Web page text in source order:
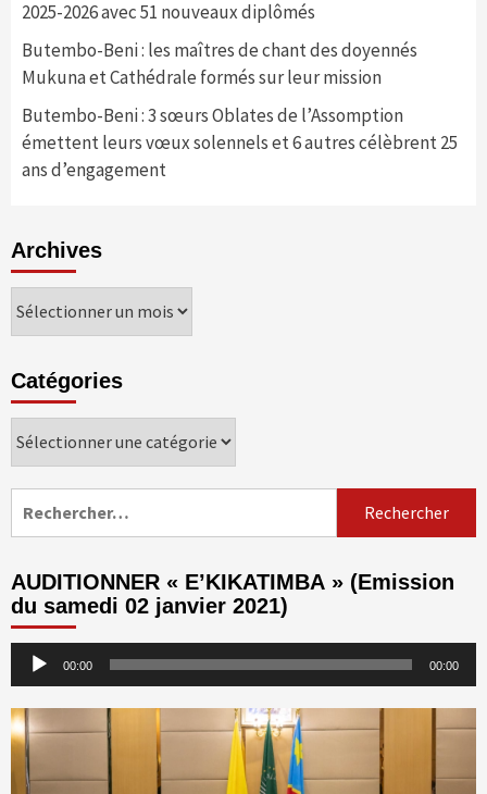
2025-2026 avec 51 nouveaux diplômés
Butembo-Beni : les maîtres de chant des doyennés
Mukuna et Cathédrale formés sur leur mission
Butembo-Beni : 3 sœurs Oblates de l’Assomption
émettent leurs vœux solennels et 6 autres célèbrent 25
ans d’engagement
Archives
Archives
Catégories
Catégories
AUDITIONNER « E’KIKATIMBA » (Emission
du samedi 02 janvier 2021)
Lecteur 00:00 00:00